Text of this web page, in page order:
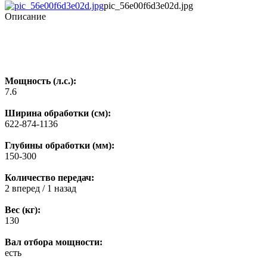
pic_56e00f6d3e02d.jpg
Описание
Мощность (л.с.):
7.6
Ширина обработки (см):
622-874-1136
Глубины обработки (мм):
150-300
Количество передач:
2 вперед / 1 назад
Вес (кг):
130
Вал отбора мощности:
есть